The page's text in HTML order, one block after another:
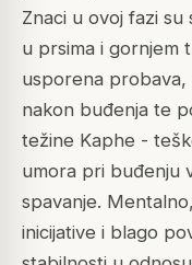
Znaci u ovoj fazi su
u prsima i gornjem
usporena probava,
nakon buđenja te
težine Kaphe -
umora pri buđenju
spavanje.
inicijative i blago